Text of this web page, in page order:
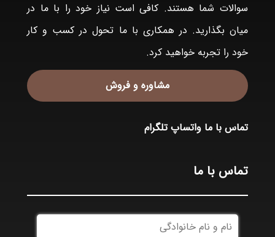
سوالات شما هستند. کافی است نیاز خود را با ما در
میان بگذارید. در همکاری با ما تحول در کسب و کار
خود را تجربه خواهید کرد.
مشاوره و فروش
تماس با ما واتساپ تلگرام
تماس با ما